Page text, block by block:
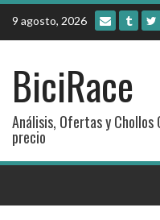
Skip
content
9 agosto, 2026
BiciRace
Análisis, Ofertas y
precio